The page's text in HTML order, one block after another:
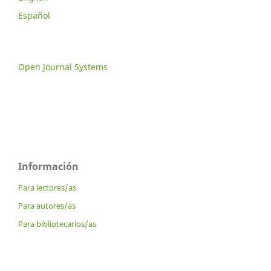
Español
Open Journal Systems
Información
Para lectores/as
Para autores/as
Para bibliotecarios/as